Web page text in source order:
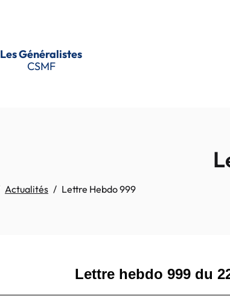
Les Généralistes
CSMF
Actualités Lettre Hebdo 999
Lettre hebdo 999 du